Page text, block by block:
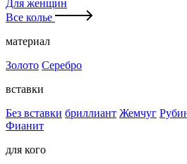
Для женщин
Все колье
материал
Золото Серебро
вставки
Без вставки бриллиант Жемчуг
Фианит
для кого